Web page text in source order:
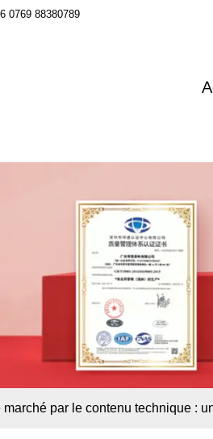
0769 88380789
marché par le contenu technique :